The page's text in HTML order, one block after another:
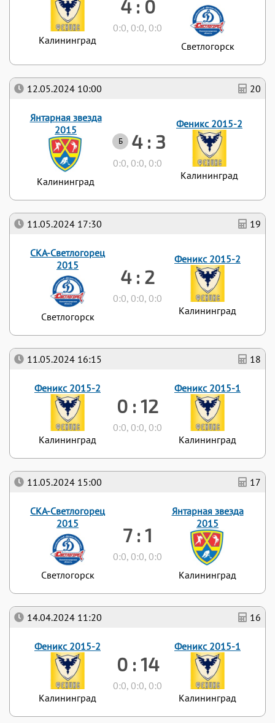
14.04.2024 11:20 16
Феникс 2015-2
Калининград
0 : 14
0:0, 0:0, 0:0
Феникс 2015-1
Калининград
11.05.2024 15:00 17
СКА-Светлогорец
2015
Светлогорск
7 : 1
0:0, 0:0, 0:0
Янтарная звезда
2015
Калининград
11.05.2024 16:15 18
Феникс 2015-2
Калининград
0 : 12
0:0, 0:0, 0:0
Феникс 2015-1
Калининград
11.05.2024 17:30 19
СКА-Светлогорец
2015
Светлогорск
4 : 2
0:0, 0:0, 0:0
Феникс 2015-2
Калининград
12.05.2024 10:00 20
Янтарная звезда
2015
Калининград
4 : 3
Б
0:0, 0:0, 0:0
Феникс 2015-2
Калининград
Калининград
4 : 0
0:0, 0:0, 0:0
Светлогорск